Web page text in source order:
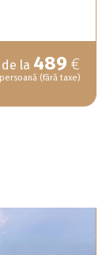
de la 489 €
(fără taxe)